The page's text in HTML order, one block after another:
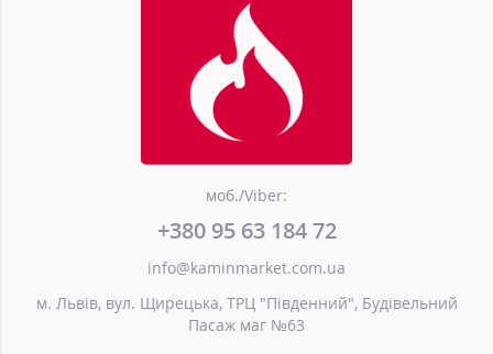
моб./Viber:
+380 95 63 184 72
info@kaminmarket.com.ua
м. Львів, вул. Щирецька, ТРЦ "Південний", Будівельний
Пасаж маг №63